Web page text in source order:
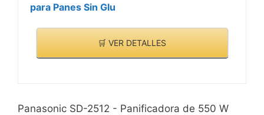
para Panes Sin Glu
🛒 VER DETALLES
Panasonic SD-2512 - Panificadora de 550 W